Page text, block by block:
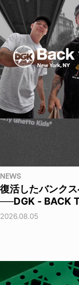
NEWS
復活したバンク
──DGK - BACK
2026.08.05